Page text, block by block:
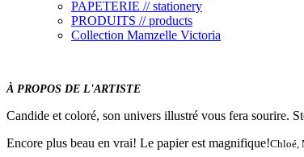
PAPETERIE // stationery
PRODUITS // products
Collection Mamzelle Victoria
À PROPOS DE L'ARTISTE
Candide et coloré, son univers illustré vous fera sourire.
Encore plus beau en vrai! Le papier est magnifique!Chloé,